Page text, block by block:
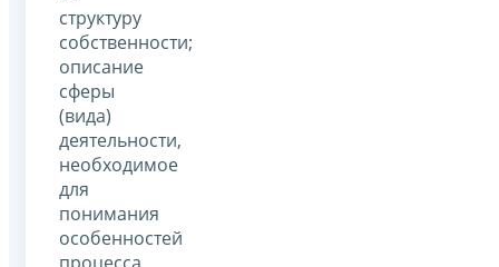
структуру
собственности;
описание
сферы
(вида)
деятельности,
необходимое
для
понимания
особенностей